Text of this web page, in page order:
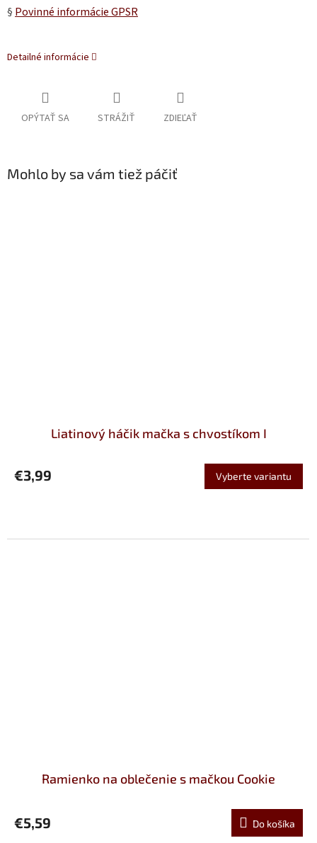
§ Povinné informácie GPSR
Detailné informácie
OPÝTAŤ SA STRÁŽIŤ ZDIEĽAŤ
Mohlo by sa vám tiež páčiť
Liatinový háčik mačka s chvostíkom I
€3,99 Vyberte variantu
Ramienko na oblečenie s mačkou Cookie
€5,59 Do košíka